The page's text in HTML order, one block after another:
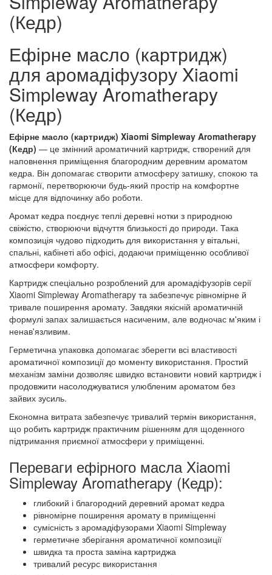
(Кедр)
Ефірне масло (картридж)
для аромадіфузору Xiaomi
Simpleway Aromatherapy
(Кедр)
Ефірне масло (картридж) Xiaomi Simpleway Aromatherapy
(Кедр) — це змінний ароматичний картридж, створений для
наповнення приміщення благородним деревним ароматом
кедра. Він допомагає створити атмосферу затишку, спокою та
гармонії, перетворюючи будь-який простір на комфортне
місце для відпочинку або роботи.
Аромат кедра поєднує теплі деревні нотки з природною
свіжістю, створюючи відчуття близькості до природи. Така
композиція чудово підходить для використання у вітальні,
спальні, кабінеті або офісі, додаючи приміщенню особливої
атмосфери комфорту.
Картридж спеціально розроблений для аромадіфузорів серії
Xiaomi Simpleway Aromatherapy та забезпечує рівномірне й
тривале поширення аромату. Завдяки якісній ароматичній
формулі запах залишається насиченим, але водночас м'яким і
ненав'язливим.
Герметична упаковка допомагає зберегти всі властивості
ароматичної композиції до моменту використання. Простий
механізм заміни дозволяє швидко встановити новий картридж і
продовжити насолоджуватися улюбленим ароматом без
зайвих зусиль.
Економна витрата забезпечує тривалий термін використання,
що робить картридж практичним рішенням для щоденного
підтримання приємної атмосфери у приміщенні.
Переваги ефірного масла Xiaomi
Simpleway Aromatherapy (Кедр):
глибокий і благородний деревний аромат кедра
рівномірне поширення аромату в приміщенні
сумісність з аромадіфузорами Xiaomi Simpleway
герметичне зберігання ароматичної композиції
швидка та проста заміна картриджа
тривалий ресурс використання